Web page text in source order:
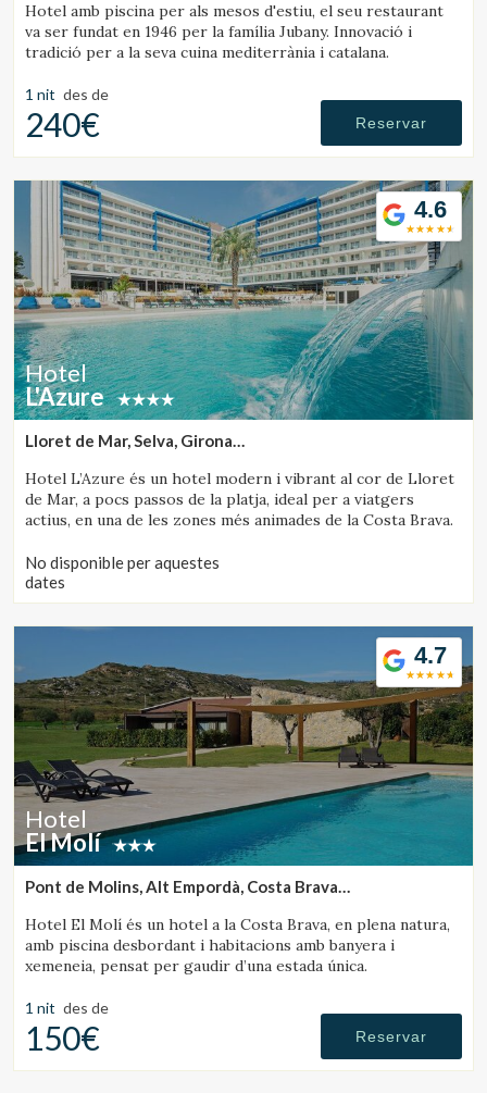
Hotel amb piscina per als mesos d'estiu, el seu restaurant
va ser fundat en 1946 per la família Jubany. Innovació i
tradició per a la seva cuina mediterrània i catalana.
1 nit des de
240€ Reservar
4.6
Hotel
L'Azure
Lloret de Mar, Selva, Girona
Hotel L’Azure és un hotel modern i vibrant al cor de Lloret
de Mar, a pocs passos de la platja, ideal per a viatgers
actius, en una de les zones més animades de la Costa Brava.
No disponible per aquestes
dates
4.7
Hotel
El Molí
Pont de Molins, Alt Empordà, Costa Brava
Hotel El Molí és un hotel a la Costa Brava, en plena natura,
amb piscina desbordant i habitacions amb banyera i
xemeneia, pensat per gaudir d’una estada única.
1 nit des de
150€ Reservar